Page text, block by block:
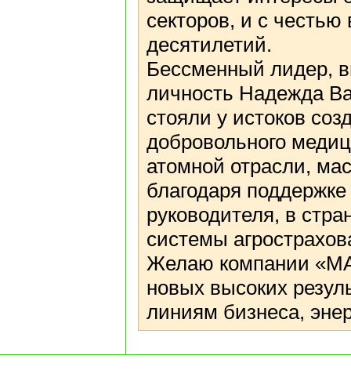
секторов, и с честью
десятилетий.
Бессменный лидер,
личность Надежда
стояли у истоков
добровольного
атомной отрасли,
благодаря
руководителя, в
системы
Желаю компании
новых высоких
линиям бизнеса,